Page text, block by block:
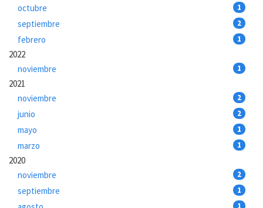
octubre
1
septiembre 2
febrero 1
2022
noviembre
1
2021
noviembre
2
junio 2
mayo 1
marzo 1
2020
noviembre
2
septiembre 1
1